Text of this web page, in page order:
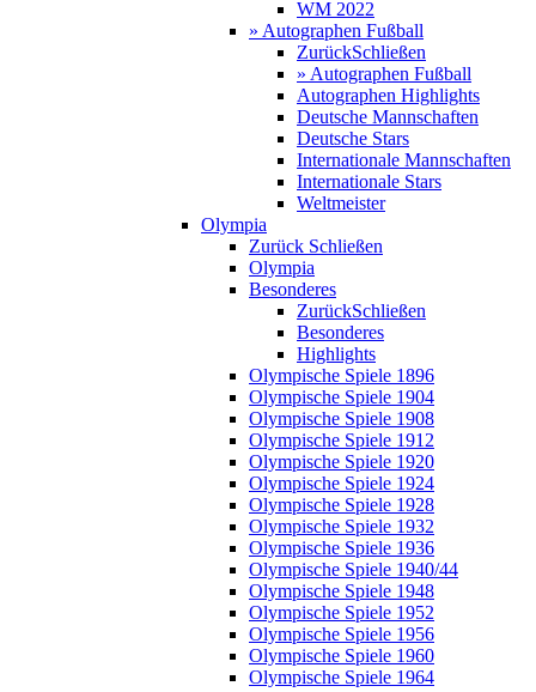
WM 2022
» Autographen Fußball
ZurückSchließen
» Autographen Fußball
Autographen Highlights
Deutsche Mannschaften
Deutsche Stars
Internationale Mannschaften
Internationale Stars
Weltmeister
Olympia
Zurück Schließen
Olympia
Besonderes
ZurückSchließen
Besonderes
Highlights
Olympische Spiele 1896
Olympische Spiele 1904
Olympische Spiele 1908
Olympische Spiele 1912
Olympische Spiele 1920
Olympische Spiele 1924
Olympische Spiele 1928
Olympische Spiele 1932
Olympische Spiele 1936
Olympische Spiele 1940/44
Olympische Spiele 1948
Olympische Spiele 1952
Olympische Spiele 1956
Olympische Spiele 1960
Olympische Spiele 1964